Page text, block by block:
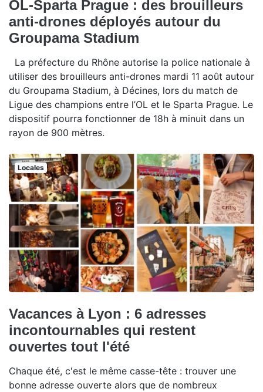
OL-Sparta Prague : des brouilleurs
anti-drones déployés autour du
Groupama Stadium
La préfecture du Rhône autorise la police nationale à
utiliser des brouilleurs anti-drones mardi 11 août autour
du Groupama Stadium, à Décines, lors du match de
Ligue des champions entre l’OL et le Sparta Prague. Le
dispositif pourra fonctionner de 18h à minuit dans un
rayon de 900 mètres.
Locales
Vacances à Lyon : 6 adresses
incontournables qui restent
ouvertes tout l'été
Chaque été, c'est le même casse-tête : trouver une
bonne adresse ouverte alors que de nombreux